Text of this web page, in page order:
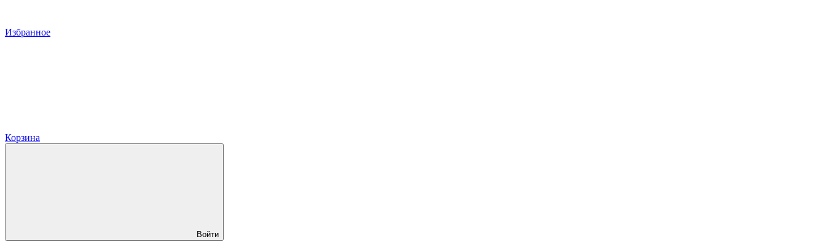
Избранное
Корзина
Войти